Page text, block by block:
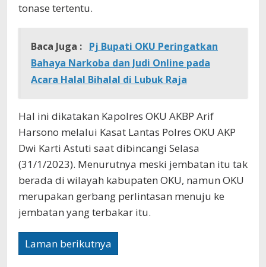
tonase tertentu.
Baca Juga : Pj Bupati OKU Peringatkan
Bahaya Narkoba dan Judi Online pada
Acara Halal Bihalal di Lubuk Raja
Hal ini dikatakan Kapolres OKU AKBP Arif
Harsono melalui Kasat Lantas Polres OKU AKP
Dwi Karti Astuti saat dibincangi Selasa
(31/1/2023). Menurutnya meski jembatan itu tak
berada di wilayah kabupaten OKU, namun OKU
merupakan gerbang perlintasan menuju ke
jembatan yang terbakar itu.
Laman berikutnya